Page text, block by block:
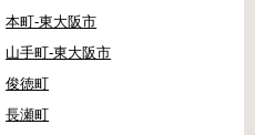
本町-東大阪市
山手町-東大阪市
俊徳町
長瀬町